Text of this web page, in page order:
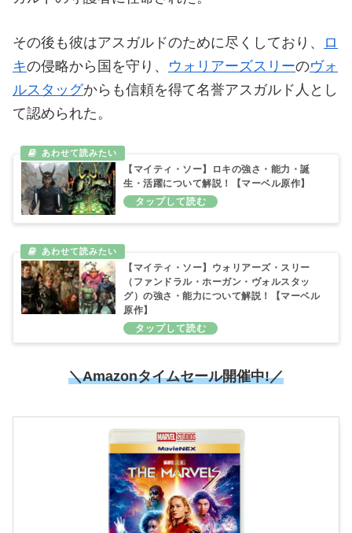
その後も彼はアスガルドのために尽くしており、
ロ
キの侵略から国を守り、 ウォリアーズスリーのヴォ
ルスタッグからも信頼を得て名誉アスガルド人とし
て認められた。
【マイティ・ソー】ロキの強さ・能力・誕
生・活躍について解説！【マーベル原作】
【マイティ・ソー】ウォリアーズ・スリー
（ファンドラル・ホーガン・ヴォルスタッ
グ）の強さ・能力について解説！【マーベル
原作】
＼Amazonタイムセール開催中!／